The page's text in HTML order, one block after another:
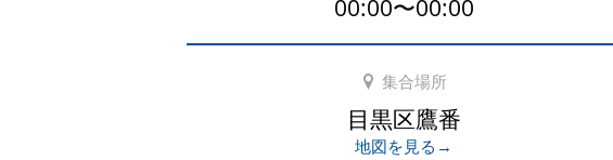
00:00〜00:00
集合場所
目黒区鷹番
地図を見る→